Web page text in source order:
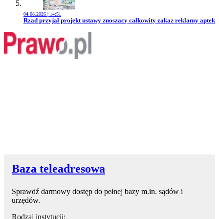
04.08.2026 | 14:51
Przejdź do artykułu:
Rząd przyjął projekt ustawy znoszący całkowity zakaz reklamy aptek
Baza teleadresowa
Sprawdź darmowy dostęp do pełnej bazy m.in. sądów i
urzędów.
Rodzaj instytucji: